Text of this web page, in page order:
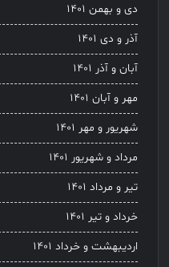
دی و بهمن ۱۴۰۱
آذر و دی ۱۴۰۱
آبان و آذر ۱۴۰۱
مهر و آبان ۱۴۰۱
شهریور و مهر ۱۴۰۱
مرداد و شهریور ۱۴۰۱
تیر و مرداد ۱۴۰۱
خرداد و تیر ۱۴۰۱
اردیبهشت و خرداد ۱۴۰۱